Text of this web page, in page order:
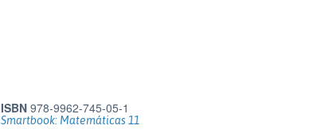
ISBN 978-9962-745-05-1
Smartbook: Matemáticas 11